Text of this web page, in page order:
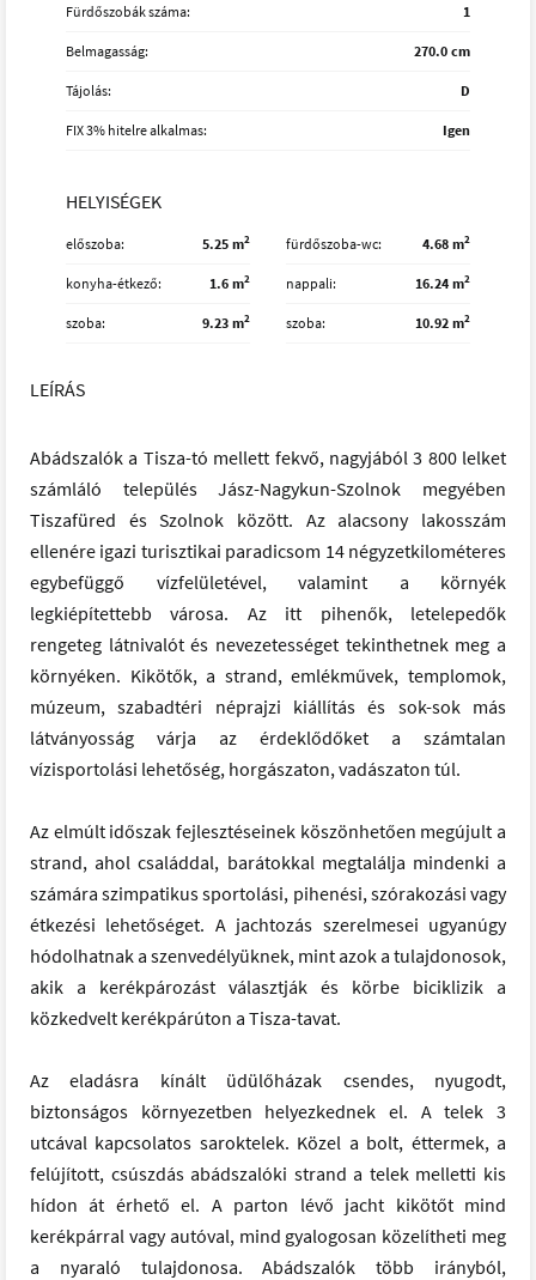
Fürdőszobák száma: 1
Belmagasság: 270.0 cm
Tájolás: D
FIX 3% hitelre alkalmas: Igen
HELYISÉGEK
előszoba 5.25 m2 fürdőszoba-wc 4.68 m2
konyha-étkező 1.6 m2 nappali 16.24 m2
szoba 9.23 m2 szoba 10.92 m2
LEÍRÁS
Abádszalók a Tisza-tó mellett fekvő, nagyjából 3 800 lelket
számláló település Jász-Nagykun-Szolnok megyében
Tiszafüred és Szolnok között. Az alacsony lakosszám
ellenére igazi turisztikai paradicsom 14 négyzetkilométeres
egybefüggő vízfelületével, valamint a környék
legkiépítettebb városa. Az itt pihenők, letelepedők
rengeteg látnivalót és nevezetességet tekinthetnek meg a
környéken. Kikötők, a strand, emlékművek, templomok,
múzeum, szabadtéri néprajzi kiállítás és sok-sok más
látványosság várja az érdeklődőket a számtalan
vízisportolási lehetőség, horgászaton, vadászaton túl.
Az elmúlt időszak fejlesztéseinek köszönhetően megújult a
strand, ahol családdal, barátokkal megtalálja mindenki a
számára szimpatikus sportolási, pihenési, szórakozási vagy
étkezési lehetőséget. A jachtozás szerelmesei ugyanúgy
hódolhatnak a szenvedélyüknek, mint azok a tulajdonosok,
akik a kerékpározást választják és körbe biciklizik a
közkedvelt kerékpárúton a Tisza-tavat.
Az eladásra kínált üdülőházak csendes, nyugodt,
biztonságos környezetben helyezkednek el. A telek 3
utcával kapcsolatos saroktelek. Közel a bolt, éttermek, a
felújított, csúszdás abádszalóki strand a telek melletti kis
hídon át érhető el. A parton lévő jacht kikötőt mind
kerékpárral vagy autóval, mind gyalogosan közelítheti meg
a nyaraló tulajdonosa. Abádszalók több irányból,